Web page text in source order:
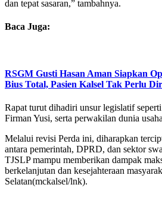
dan tepat sasaran,” tambahnya.
Baca Juga:
RSGM Gusti Hasan Aman Siapkan
Bius Total, Pasien Kalsel Tak Perlu
Rapat turut dihadiri unsur legislatif
Firman Yusi, serta perwakilan dunia
Melalui revisi Perda ini, diharapkan
antara pemerintah, DPRD, dan sektor
TJSLP mampu memberikan dampak
berkelanjutan dan kesejahteraan
Selatan(mckalsel/lnk).